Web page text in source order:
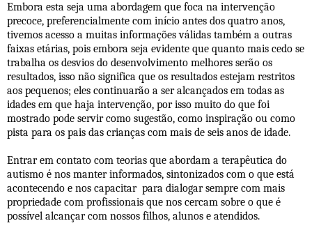
Embora esta seja uma abordagem que foca na intervenção
precoce, preferencialmente com início antes dos quatro anos,
tivemos acesso a muitas informações válidas também a outras
faixas etárias, pois embora seja evidente que quanto mais cedo se
trabalha os desvios do desenvolvimento melhores serão os
resultados, isso não significa que os resultados estejam restritos
aos pequenos; eles continuarão a ser alcançados em todas as
idades em que haja intervenção, por isso muito do que foi
mostrado pode servir como sugestão, como inspiração ou como
pista para os pais das crianças com mais de seis anos de idade.
Entrar em contato com teorias que abordam a terapêutica do
autismo é nos manter informados, sintonizados com o que está
acontecendo e nos capacitar para dialogar sempre com mais
propriedade com profissionais que nos cercam sobre o que é
possível alcançar com nossos filhos, alunos e atendidos.